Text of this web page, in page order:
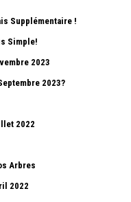
Supplémentaire !
Simple!
2023
2023?
2022
Arbres
2022